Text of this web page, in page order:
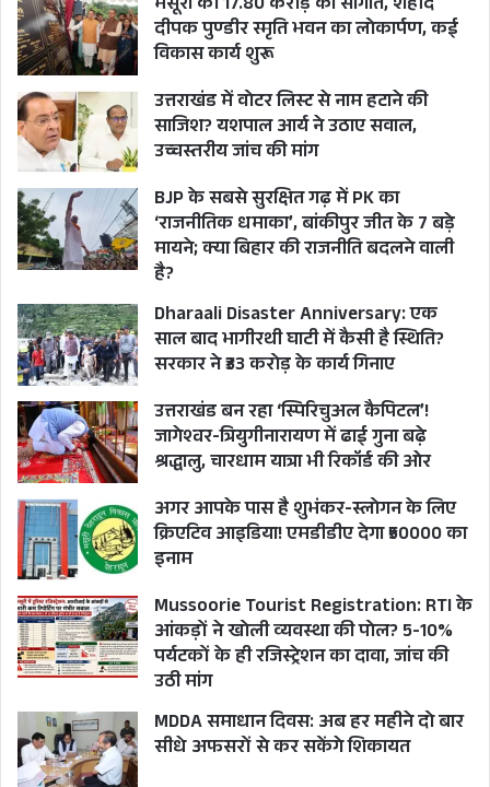
दीपक पुण्डीर स्मृति भवन का लोकार्पण, कई
विकास कार्य शुरू
उत्तराखंड में वोटर लिस्ट से नाम हटाने की
साजिश? यशपाल आर्य ने उठाए सवाल,
उच्चस्तरीय जांच की मांग
BJP के सबसे सुरक्षित गढ़ में PK का
‘राजनीतिक धमाका’, बांकीपुर जीत के 7 बड़े
मायने; क्या बिहार की राजनीति बदलने वाली
है?
Dharaali Disaster Anniversary: एक
साल बाद भागीरथी घाटी में कैसी है स्थिति?
सरकार ने ₹33 करोड़ के कार्य गिनाए
उत्तराखंड बन रहा ‘स्पिरिचुअल कैपिटल’!
जागेश्वर-त्रियुगीनारायण में ढाई गुना बढ़े
श्रद्धालु, चारधाम यात्रा भी रिकॉर्ड की ओर
अगर आपके पास है शुभंकर-स्लोगन के लिए
क्रिएटिव आइडिया! एमडीडीए देगा ₹50000 का
इनाम
Mussoorie Tourist Registration: RTI के
आंकड़ों ने खोली व्यवस्था की पोल? 5-10%
पर्यटकों के ही रजिस्ट्रेशन का दावा, जांच की
उठी मांग
MDDA समाधान दिवस: अब हर महीने दो बार
सीधे अफसरों से कर सकेंगे शिकायत